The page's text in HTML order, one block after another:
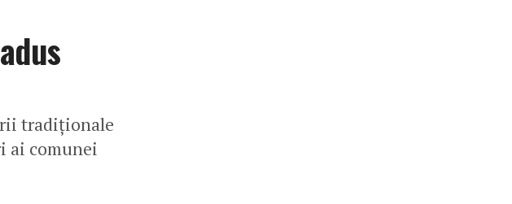
tradiționale
ai comunei